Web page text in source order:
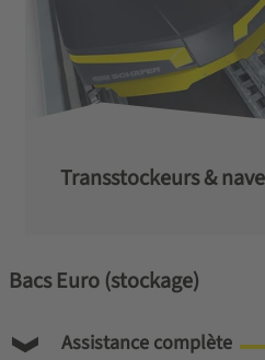
Transstockeurs &
Bacs Euro (stockage)
Assistance complète